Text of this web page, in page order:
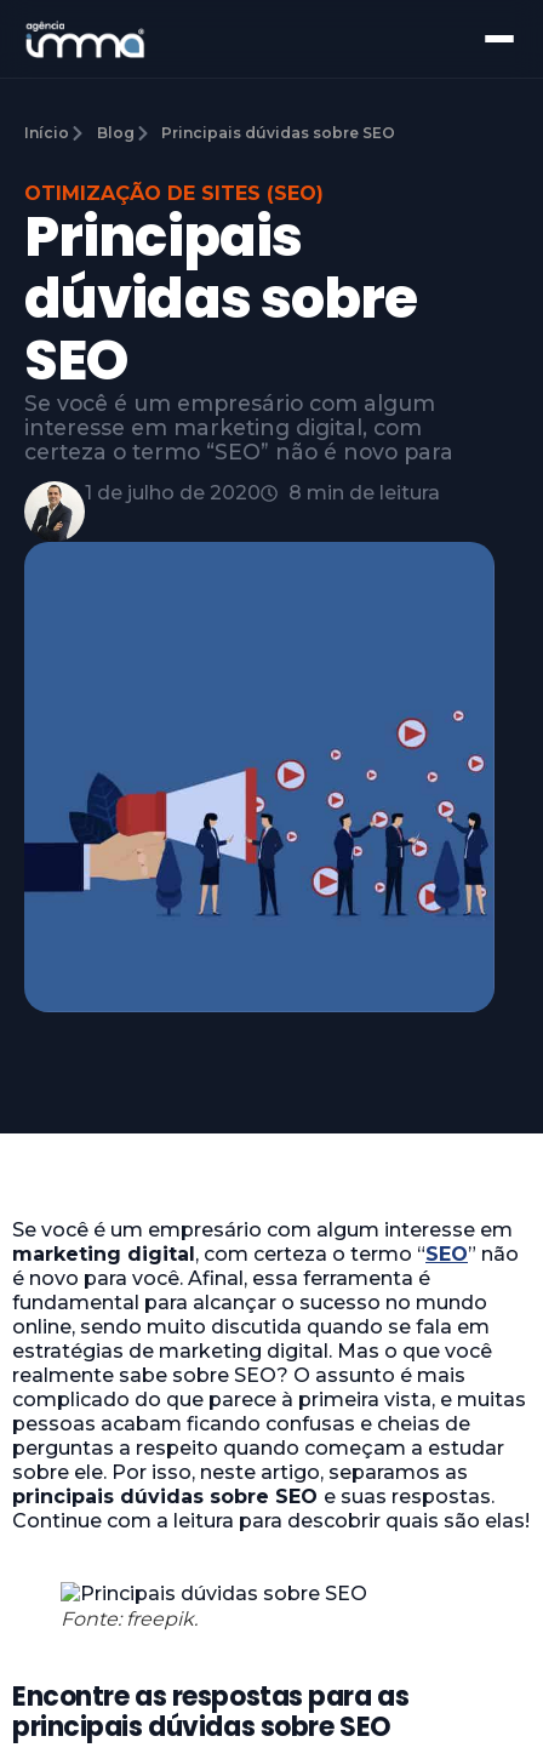
Início Blog Principais dúvidas sobre SEO
OTIMIZAÇÃO DE SITES (SEO)
Principais
dúvidas sobre
SEO
Se você é um empresário com algum
interesse em marketing digital, com
certeza o termo “SEO” não é novo para
1 de julho de 2020 8 min de leitura
Se você é um empresário com algum interesse em
marketing digital , com certeza o termo “SEO” não
é novo para você. Afinal, essa ferramenta é
fundamental para alcançar o sucesso no mundo
online, sendo muito discutida quando se fala em
estratégias de marketing digital. Mas o que você
realmente sabe sobre SEO? O assunto é mais
complicado do que parece à primeira vista, e muitas
pessoas acabam ficando confusas e cheias de
perguntas a respeito quando começam a estudar
sobre ele. Por isso, neste artigo, separamos as
principais dúvidas sobre SEO e suas respostas.
Continue com a leitura para descobrir quais são elas!
Fonte: freepik.
Encontre as respostas para as
principais dúvidas sobre SEO